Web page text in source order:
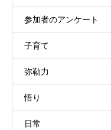
参加者のアンケート
子育て
弥勒力
悟り
日常